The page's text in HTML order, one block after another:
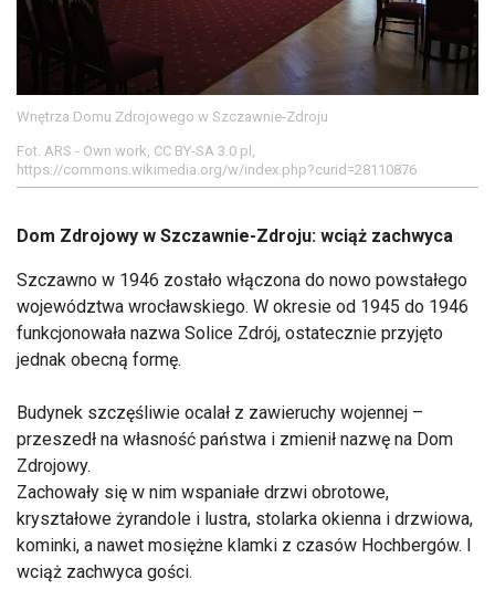
Wnętrza Domu Zdrojowego w Szczawnie-Zdroju
Fot. ARS - Own work, CC BY-SA 3.0 pl,
https://commons.wikimedia.org/w/index.php?curid=28110876
Dom Zdrojowy w Szczawnie-Zdroju: wciąż zachwyca
Szczawno w 1946 zostało włączona do nowo powstałego
województwa wrocławskiego. W okresie od 1945 do 1946
funkcjonowała nazwa Solice Zdrój, ostatecznie przyjęto
jednak obecną formę.
Budynek szczęśliwie ocalał z zawieruchy wojennej –
przeszedł na własność państwa i zmienił nazwę na Dom
Zdrojowy.
Zachowały się w nim wspaniałe drzwi obrotowe,
kryształowe żyrandole i lustra, stolarka okienna i drzwiowa,
kominki, a nawet mosiężne klamki z czasów Hochbergów. I
wciąż zachwyca gości.